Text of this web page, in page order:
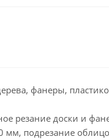
фанеры,
резание доски и
мм, подрезание